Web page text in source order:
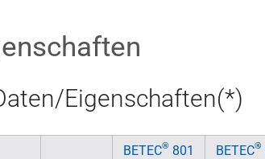
Eigenschaften(*)
BETEC® 801 BETEC®